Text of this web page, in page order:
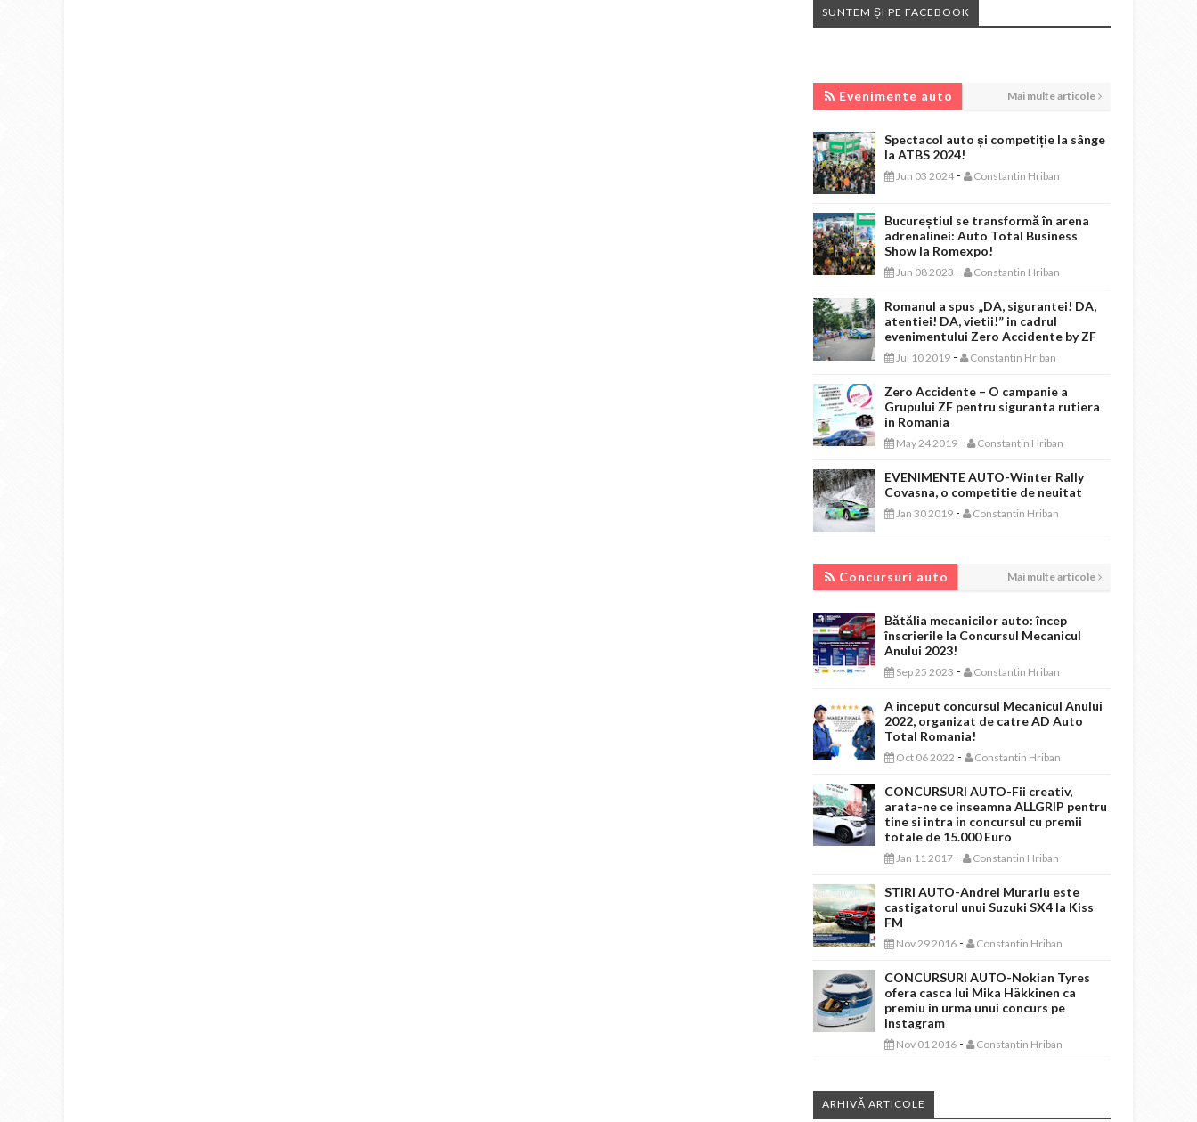
SUNTEM ȘI PE FACEBOOK
Evenimente auto Mai multe articole
Spectacol auto și competiție la sânge
la ATBS 2024!
Jun 03 2024 - Constantin Hriban
Bucureștiul se transformă în arena
adrenalinei: Auto Total Business
Show la Romexpo!
Jun 08 2023 - Constantin Hriban
Romanul a spus „DA, sigurantei! DA,
atentiei! DA, vietii!” in cadrul
evenimentului Zero Accidente by ZF
Jul 10 2019 - Constantin Hriban
Zero Accidente – O campanie a
Grupului ZF pentru siguranta rutiera
in Romania
May 24 2019 - Constantin Hriban
EVENIMENTE AUTO-Winter Rally
Covasna, o competitie de neuitat
Jan 30 2019 - Constantin Hriban
Concursuri auto Mai multe articole
Bătălia mecanicilor auto: încep
înscrierile la Concursul Mecanicul
Anului 2023!
Sep 25 2023 - Constantin Hriban
A inceput concursul Mecanicul Anului
2022, organizat de catre AD Auto
Total Romania!
Oct 06 2022 - Constantin Hriban
CONCURSURI AUTO-Fii creativ,
arata-ne ce inseamna ALLGRIP pentru
tine si intra in concursul cu premii
totale de 15.000 Euro
Jan 11 2017 - Constantin Hriban
STIRI AUTO-Andrei Murariu este
castigatorul unui Suzuki SX4 la Kiss
FM
Nov 29 2016 - Constantin Hriban
CONCURSURI AUTO-Nokian Tyres
ofera casca lui Mika Häkkinen ca
premiu in urma unui concurs pe
Instagram
Nov 01 2016 - Constantin Hriban
ARHIVĂ ARTICOLE